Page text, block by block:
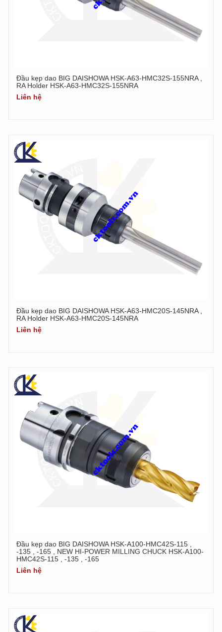
Đầu kẹp dao BIG DAISHOWA HSK-A63-HMC32S-155NRA ,
RA Holder HSK-A63-HMC32S-155NRA
Liên hệ
Đầu kẹp dao BIG DAISHOWA HSK-A63-HMC20S-145NRA ,
RA Holder HSK-A63-HMC20S-145NRA
Liên hệ
Đầu kẹp dao BIG DAISHOWA HSK-A100-HMC42S-115 ,
-135 , -165 , NEW HI-POWER MILLING CHUCK HSK-A100-
HMC42S-115 , -135 , -165
Liên hệ